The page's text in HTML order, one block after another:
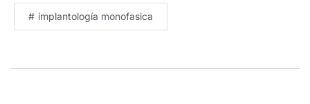
implantología monofasica